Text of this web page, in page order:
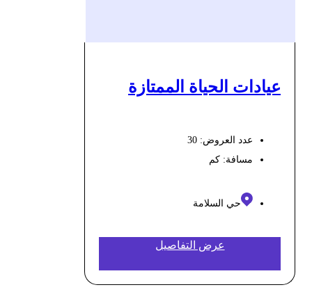
عيادات الحياة الممتازة
عدد العروض: 30
مسافة:كم
حي السلامة
عرض التفاصيل